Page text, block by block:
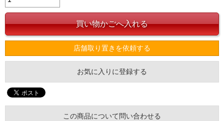
店舗取り置きを依頼する
お気に入りに登録する
この商品について問い合わせる